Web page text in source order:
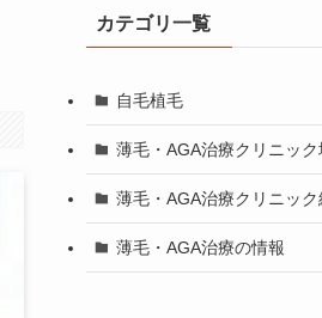
カテゴリ一覧
自毛植毛
薄毛・AGA治療クリニッ
薄毛・AGA治療クリニック
薄毛・AGA治療の情報